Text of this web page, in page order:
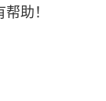
助！